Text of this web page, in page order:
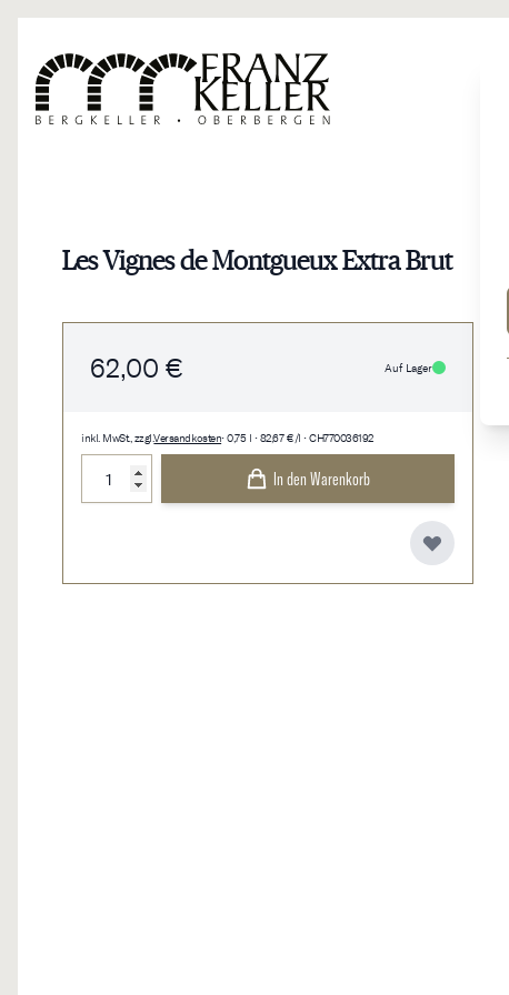
Les Vignes de Montgueux Extra Brut
62,00 € Auf Lager
inkl. MwSt., zzgl.Versandkosten• 0,75 l • 82,67 €/l • CH770036192
In den Warenkorb